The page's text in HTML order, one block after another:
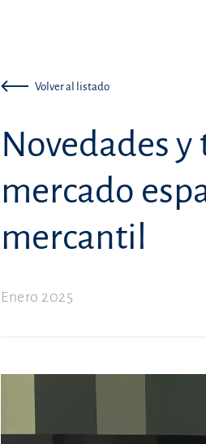
Volver al listado
Novedades y
mercado
mercantil
Enero 2025